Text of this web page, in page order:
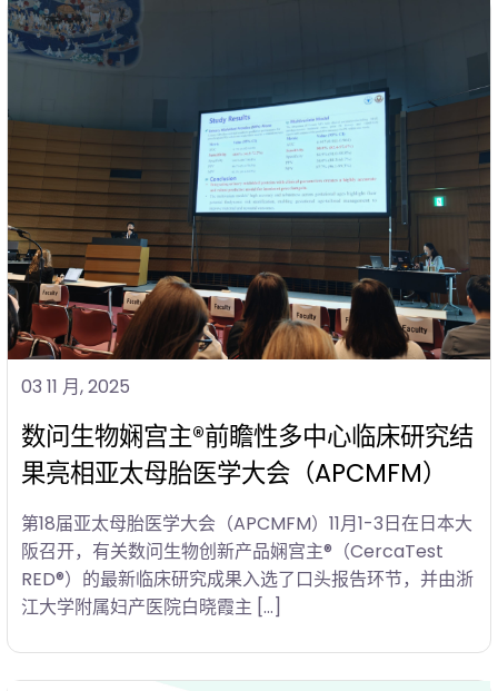
03 11 月, 2025
数问生物娴宫主®前瞻性多中心临床研究结
果亮相亚太母胎医学大会（APCMFM）
第18届亚太母胎医学大会（APCMFM）11月1-3日在日本大
阪召开，有关数问生物创新产品娴宫主®（CercaTest
RED®）的最新临床研究成果入选了口头报告环节，并由浙
江大学附属妇产医院白晓霞主 […]